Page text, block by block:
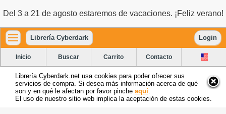
Del 3 a 21 de agosto estaremos de vacaciones. ¡Feliz verano!
Librería Cyberdark Login
Inicio Buscar Carrito Contacto
Librería Cyberdark.net usa cookies para poder ofrecer sus
servicios de compra. Si desea más información acerca de qué
son y en qué le afectan por favor pinche aquí
El uso de nuestro sitio web implica la aceptación de estas cookies.